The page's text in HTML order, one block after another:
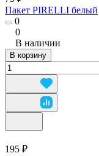
Пакет PIRELLI белый
0
0
В наличии
В корзину
195 ₽